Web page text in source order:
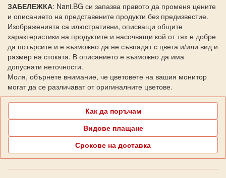
ЗАБЕЛЕЖКА: Nani.BG си запазва правото да променя цените
и описанието на представените продукти без предизвестие.
Изображенията са илюстративни, описващи общите
характеристики на продуктите и насочващи кой от тях е добре
да потърсите и е възможно да не съвпадат с цвета и/или вид и
размер на стоката. В описанието е възможно да има
допуснати неточности.
Моля, обърнете внимание, че цветовете на вашия монитор
могат да се различават от оригиналните цветове.
Как да поръчам
Видове плащане
Срокове на доставка